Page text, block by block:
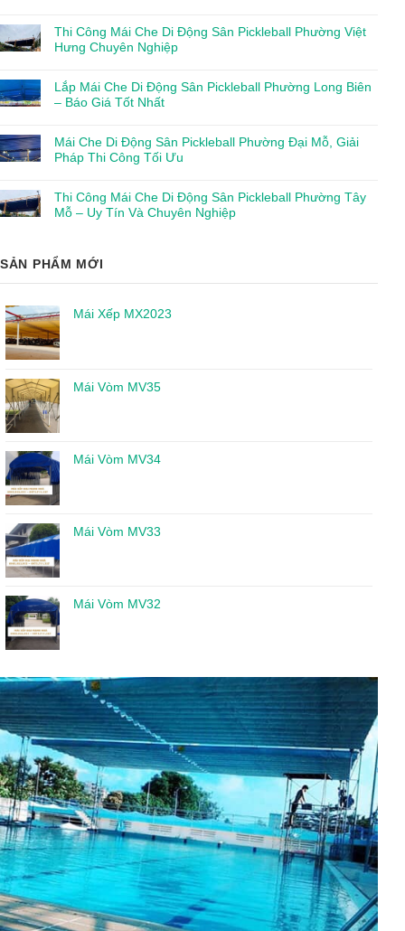
Thi Công Mái Che Di Động Sân Pickleball Phường Việt
Hưng Chuyên Nghiệp
Lắp Mái Che Di Động Sân Pickleball Phường Long Biên
– Báo Giá Tốt Nhất
Mái Che Di Động Sân Pickleball Phường Đại Mỗ, Giải
Pháp Thi Công Tối Ưu
Thi Công Mái Che Di Động Sân Pickleball Phường Tây
Mỗ – Uy Tín Và Chuyên Nghiệp
SẢN PHẨM MỚI
Mái Xếp MX2023
Mái Vòm MV35
Mái Vòm MV34
Mái Vòm MV33
Mái Vòm MV32